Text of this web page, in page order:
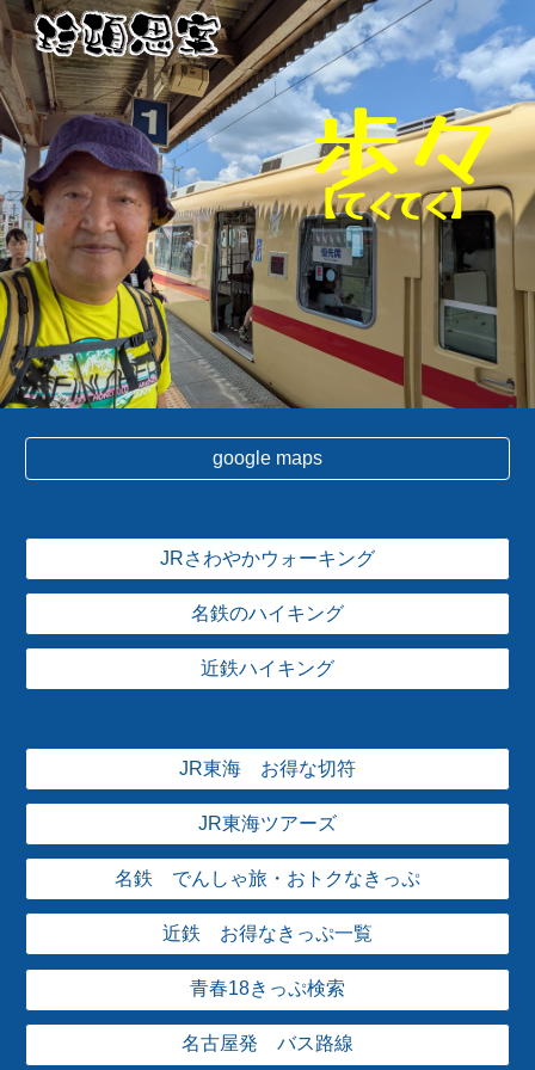
Skip to main content Skip to navigation
歩々
【てくてく】
google maps
JRさわやかウォーキング
名鉄のハイキング
近鉄ハイキング
JR東海 お得な切符
JR東海ツアーズ
名鉄 でんしゃ旅・おトクなきっぷ
近鉄 お得なきっぷ一覧
青春18きっぷ検索
名古屋発 バス路線